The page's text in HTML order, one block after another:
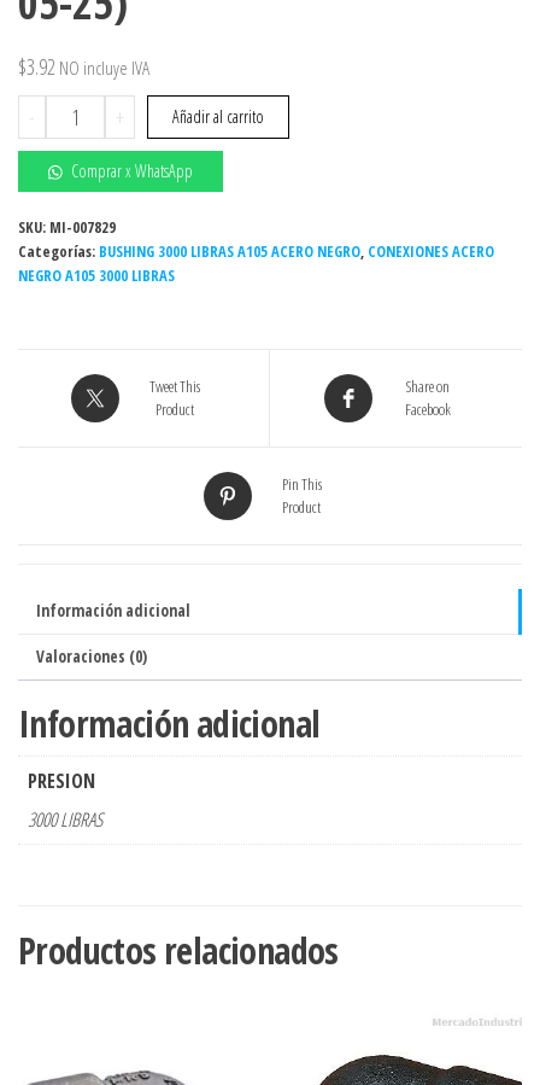
$3.92 NO incluye IVA
-
Bushing
hexagonal
roscado
1″
x
3/4″
3000#
NEGRO
Grado
+ Añadir al carrito
Comprar x WhatsApp
SKU: MI-007829
Categorías: BUSHING 3000 LIBRAS A105 ACERO NEGRO, CONEXIONES ACERO
NEGRO A105 3000 LIBRAS
Tweet This
Product
Share on
Facebook
Pin This
Product
Información adicional
Valoraciones (0)
Información adicional
PRESION
3000 LIBRAS
Productos relacionados